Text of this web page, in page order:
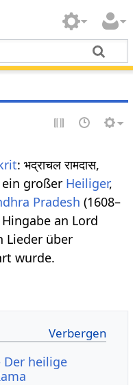
: भद्राचल रामदास,
großer Heiliger,
Pradesh (1608–
an Lord
Lieder über
wurde.
Der heilige